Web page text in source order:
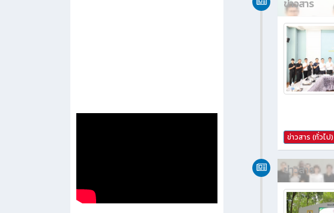
ข่าวสาร (ทั่วไป)
ข่าวสาร (ทั่วไป)